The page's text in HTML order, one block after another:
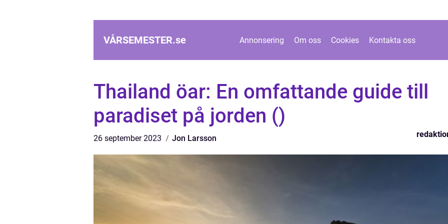
VÅRSEMESTER.se Annonsering Om oss Cookies Kontakta oss
Thailand öar: En omfattande guide till
paradiset på jorden ()
26 september 2023 Jon Larsson